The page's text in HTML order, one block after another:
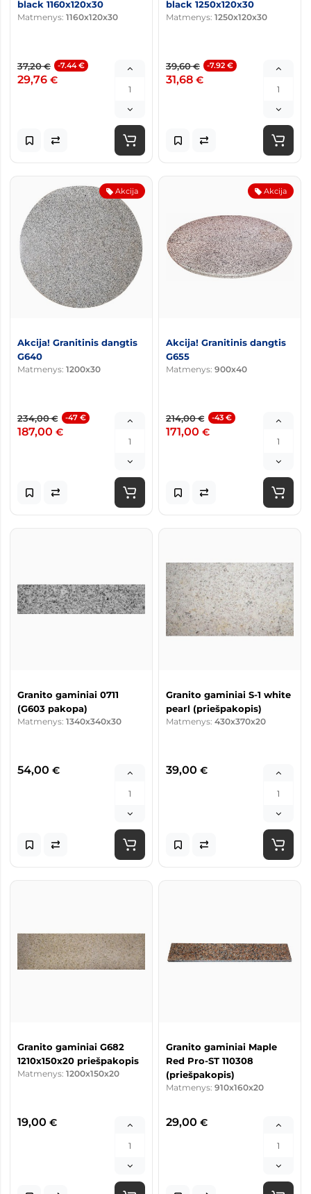
black 1160x120x30
Matmenys: 1160x120x30
37,20€ -7.44 €
29,76 €
black 1250x120x30
Matmenys: 1250x120x30
39,60€ -7.92 €
31,68 €
Akcija
Akcija! Granitinis dangtis
G640
Matmenys: 1200x30
234,00€ -47 €
187,00 €
Akcija
Akcija! Granitinis dangtis
G655
Matmenys: 900x40
214,00€ -43 €
171,00 €
Granito gaminiai 0711
(G603 pakopa)
Matmenys: 1340x340x30
54,00 €
Granito gaminiai S-1 white
pearl (priešpakopis)
Matmenys: 430x370x20
39,00 €
Granito gaminiai G682
1210x150x20 priešpakopis
Matmenys: 1200x150x20
19,00 €
Granito gaminiai Maple
Red Pro-ST 110308
(priešpakopis)
Matmenys: 910x160x20
29,00 €